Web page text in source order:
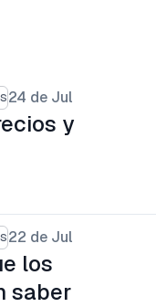
24 de Jul
y
22 de Jul
los
saber